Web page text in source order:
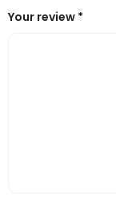
Your review *